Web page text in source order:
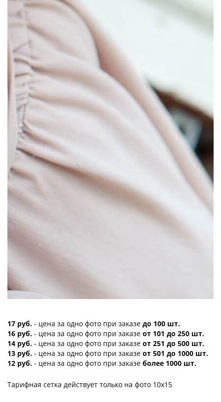
17 руб. - цена за одно фото при заказе до 100 шт.
16 руб. - цена за одно фото при заказе от 101 до 250 шт.
14 руб. - цена за одно фото при заказе от 251 до 500 шт.
13 руб. - цена за одно фото при заказе от 501 до 1000 шт.
12 руб. - цена за одно фото при заказе более 1000 шт.
Тарифная сетка действует только на фото 10х15